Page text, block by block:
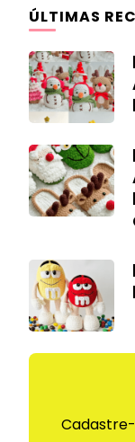
ÚLTIMAS